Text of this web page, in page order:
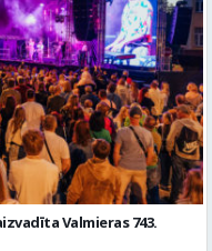
Valmieras 743.